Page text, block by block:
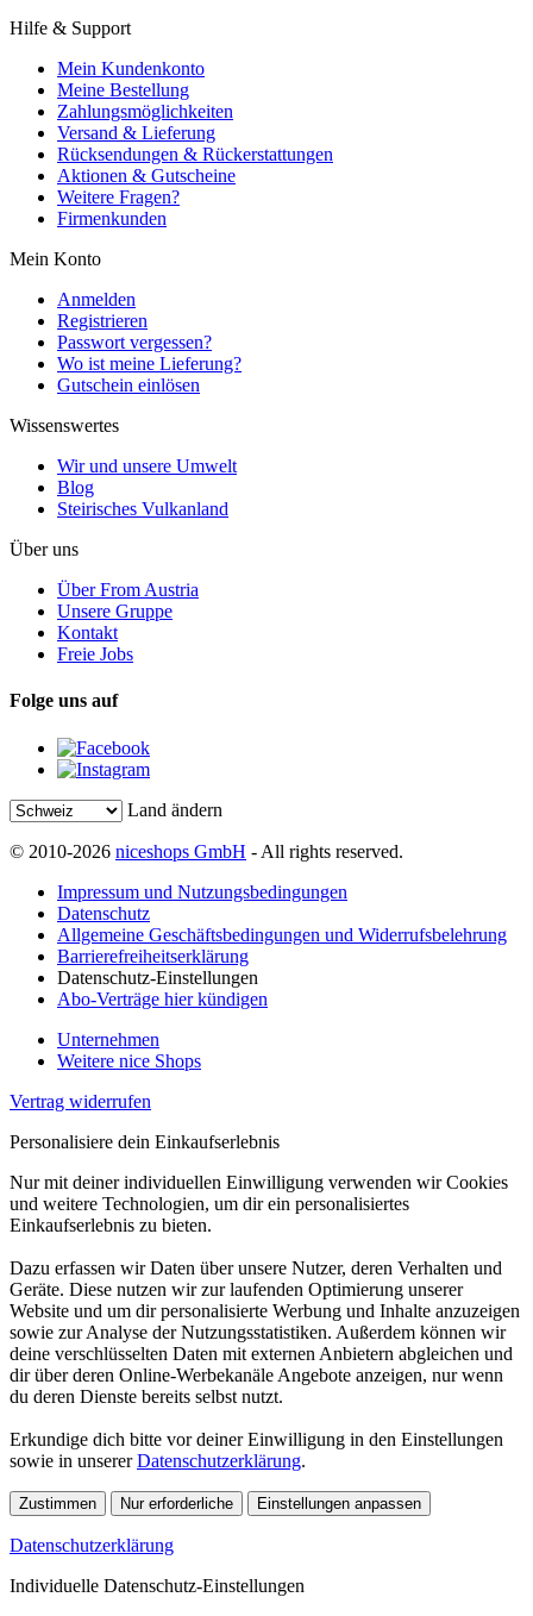
Hilfe & Support
Mein Kundenkonto
Meine Bestellung
Zahlungsmöglichkeiten
Versand & Lieferung
Rücksendungen & Rückerstattungen
Aktionen & Gutscheine
Weitere Fragen?
Firmenkunden
Mein Konto
Anmelden
Registrieren
Passwort vergessen?
Wo ist meine Lieferung?
Gutschein einlösen
Wissenswertes
Wir und unsere Umwelt
Blog
Steirisches Vulkanland
Über uns
Über From Austria
Unsere Gruppe
Kontakt
Freie Jobs
Folge uns auf
Land ändern
© 2010-2026 niceshops GmbH - All rights reserved.
Impressum und Nutzungsbedingungen
Datenschutz
Allgemeine Geschäftsbedingungen und Widerrufsbelehrung
Barrierefreiheitserklärung
Datenschutz-Einstellungen
Abo-Verträge hier kündigen
Unternehmen
Weitere nice Shops
Vertrag widerrufen
Personalisiere dein Einkaufserlebnis
Nur mit deiner individuellen Einwilligung verwenden wir Cookies
und weitere Technologien, um dir ein personalisiertes
Einkaufserlebnis zu bieten.
Dazu erfassen wir Daten über unsere Nutzer, deren Verhalten und
Geräte. Diese nutzen wir zur laufenden Optimierung unserer
Website und um dir personalisierte Werbung und Inhalte anzuzeigen
sowie zur Analyse der Nutzungsstatistiken. Außerdem können wir
deine verschlüsselten Daten mit externen Anbietern abgleichen und
dir über deren Online-Werbekanäle Angebote anzeigen, nur wenn
du deren Dienste bereits selbst nutzt.
Erkundige dich bitte vor deiner Einwilligung in den Einstellungen
sowie in unsererDatenschutzerklärung.
Zustimmen Nur erforderliche Einstellungen anpassen
Datenschutzerklärung
Individuelle Datenschutz-Einstellungen